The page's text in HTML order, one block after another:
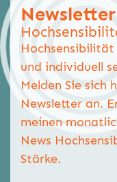
Newsletter
und individuell
Melden Sie sich
Newsletter an.
meinen
News
Stärke.